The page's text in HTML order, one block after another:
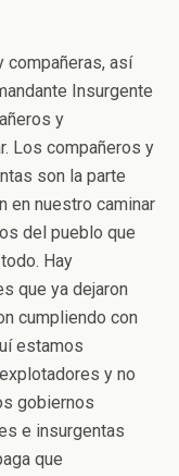
compañeras, así
Insurgente
y
Los compañeros y
son la parte
en nuestro caminar
del pueblo que
Hay
que ya dejaron
cumpliendo con
estamos
y no
gobiernos
e insurgentas
que